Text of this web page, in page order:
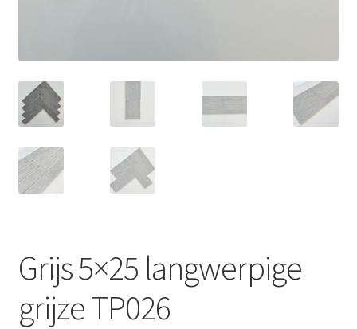
Grijs 5×25 langwerpige
grijze TP026